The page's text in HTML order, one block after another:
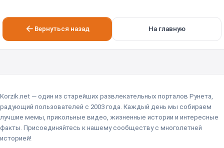
Вернуться назад На главную
Korzik.net — один из старейших развлекательных порталов Рунета,
радующий пользователей с 2003 года. Каждый день мы собираем
лучшие мемы, прикольные видео, жизненные истории и интересные
факты. Присоединяйтесь к нашему сообществу с многолетней
историей!